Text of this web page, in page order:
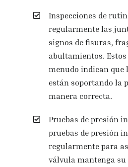
Inspecciones de
regularmente las
signos de fisuras,
abultamientos.
menudo indican que
están soportando la
manera correcta.
Pruebas de presión
pruebas de presión
regularmente para
válvula mantenga su